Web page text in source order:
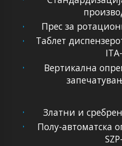
Прес за
Таблет
Вертикална
Златни и
Полу-автоматска